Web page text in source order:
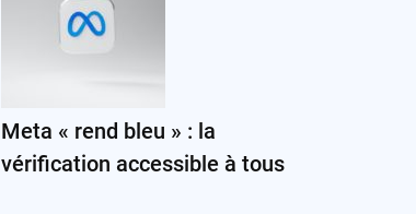
Meta « rend bleu » : la
vérification accessible à tous